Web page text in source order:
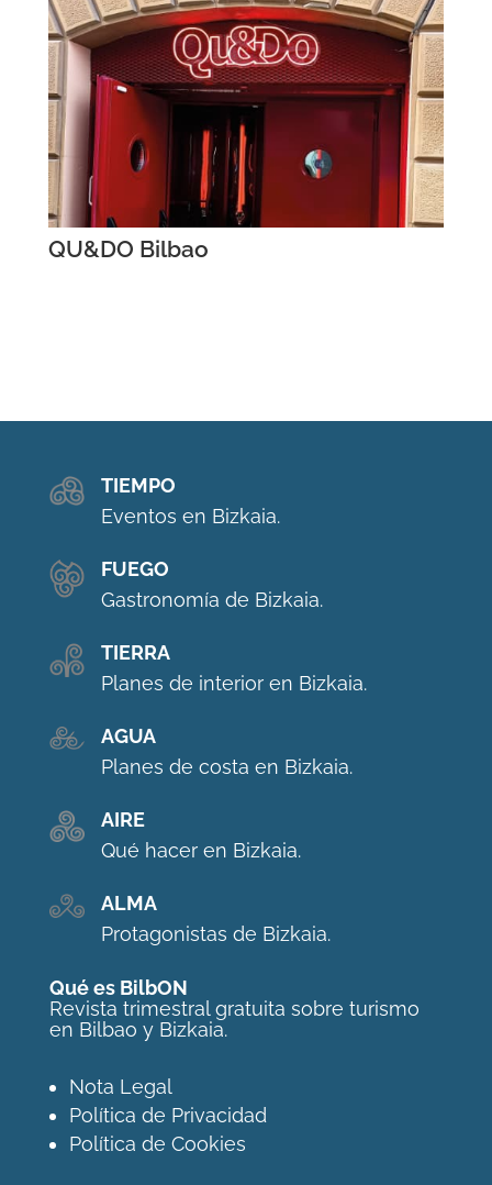
QU&DO Bilbao
TIEMPO
Eventos en Bizkaia.
FUEGO
Gastronomía de Bizkaia.
TIERRA
Planes de interior en Bizkaia.
AGUA
Planes de costa en Bizkaia.
AIRE
Qué hacer en Bizkaia.
ALMA
Protagonistas de Bizkaia.
Qué es BilbON
Revista trimestral gratuita sobre turismo
en Bilbao y Bizkaia.
Nota Legal
Política de Privacidad
Política de Cookies